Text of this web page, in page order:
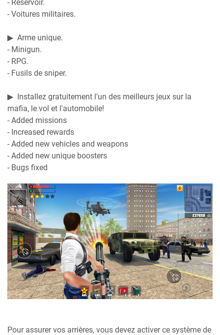
- Réservoir.
- Voitures militaires.
▶ ️ Arme unique.
- Minigun.
- RPG.
- Fusils de sniper.
▶ ️ Installez gratuitement l'un des meilleurs jeux sur la
mafia, le vol et l'automobile!
- Added missions
- Increased rewards
- Added new vehicles and weapons
- Added new unique boosters
- Bugs fixed
Pour assurer vos arrières, vous devez activer ce système de